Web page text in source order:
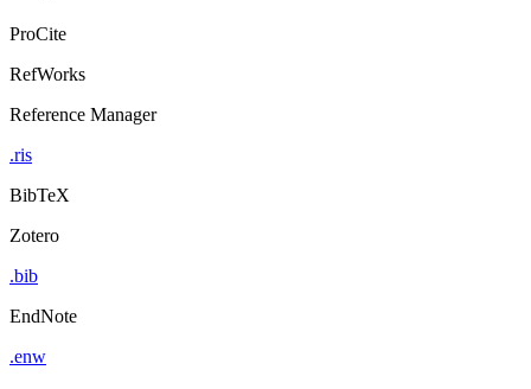
ProCite
RefWorks
Reference Manager
.ris
BibTeX
Zotero
.bib
EndNote
.enw